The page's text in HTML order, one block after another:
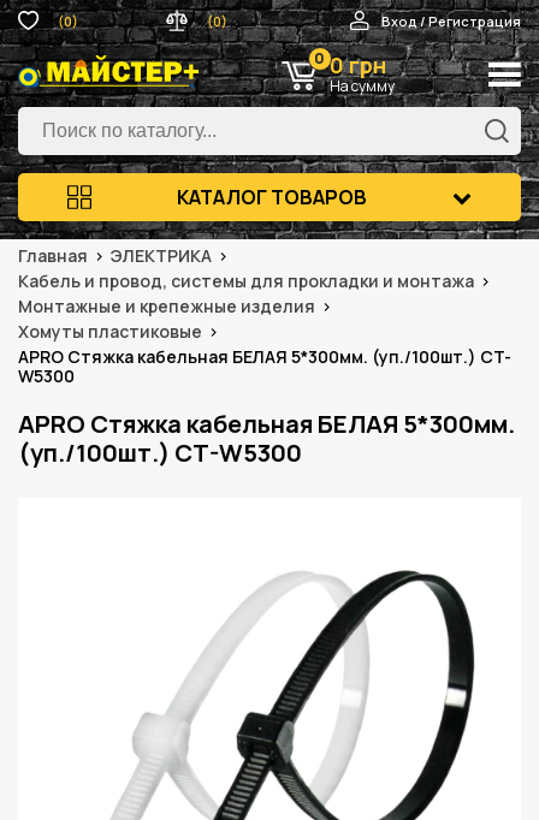
(0) (0) Вход / Регистрация
0 0 грн
На сумму
КАТАЛОГ ТОВАРОВ
Главная
ЭЛЕКТРИКА
Кабель и провод, системы для прокладки и монтажа
Монтажные и крепежные изделия
Хомуты пластиковые
APRO Стяжка кабельная БЕЛАЯ 5*300мм. (уп./100шт.) CT-
W5300
APRO Стяжка кабельная БЕЛАЯ 5*300мм.
(уп./100шт.) CT-W5300